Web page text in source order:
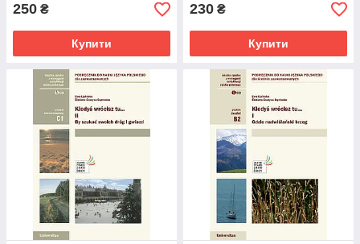
250 ₴
Купити
230 ₴
Купити